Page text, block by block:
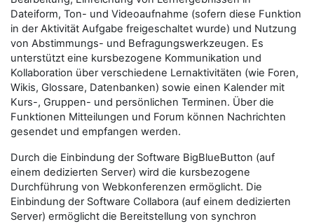
Dateiform, Ton- und Videoaufnahme (sofern diese Funktion
in der Aktivität Aufgabe freigeschaltet wurde) und Nutzung
von Abstimmungs- und Befragungswerkzeugen. Es
unterstützt eine kursbezogene Kommunikation und
Kollaboration über verschiedene Lernaktivitäten (wie Foren,
Wikis, Glossare, Datenbanken) sowie einen Kalender mit
Kurs-, Gruppen- und persönlichen Terminen. Über die
Funktionen Mitteilungen und Forum können Nachrichten
gesendet und empfangen werden.
Durch die Einbindung der Software BigBlueButton (auf
einem dedizierten Server) wird die kursbezogene
Durchführung von Webkonferenzen ermöglicht. Die
Einbindung der Software Collabora (auf einem dedizierten
Server) ermöglicht die Bereitstellung von synchron